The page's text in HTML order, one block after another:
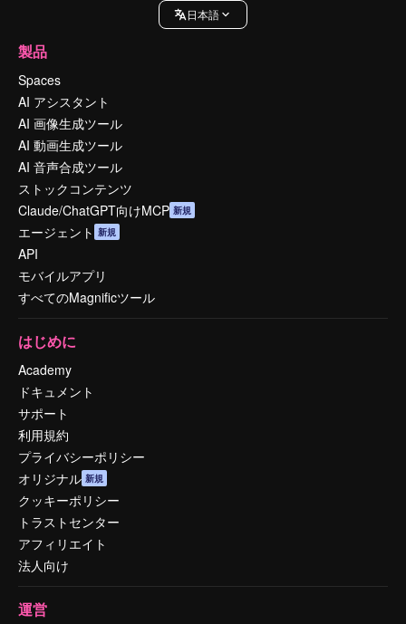
日本語
製品
Spaces
AI アシスタント
AI 画像生成ツール
AI 動画生成ツール
AI 音声合成ツール
ストックコンテンツ
Claude/ChatGPT向けMCP 新規
エージェント 新規
API
モバイルアプリ
すべてのMagnificツール
はじめに
Academy
ドキュメント
サポート
利用規約
プライバシーポリシー
オリジナル 新規
クッキーポリシー
トラストセンター
アフィリエイト
法人向け
運営